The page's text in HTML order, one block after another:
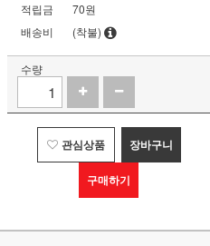
적립금
70원
배송비
(착불)
수량
관심상품 장바구니
구매하기